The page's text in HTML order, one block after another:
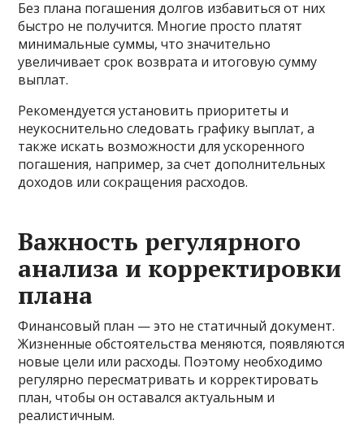
Без плана погашения долгов избавиться от них
быстро не получится. Многие просто платят
минимальные суммы, что значительно
увеличивает срок возврата и итоговую сумму
выплат.
Рекомендуется установить приоритеты и
неукоснительно следовать графику выплат, а
также искать возможности для ускоренного
погашения, например, за счет дополнительных
доходов или сокращения расходов.
Важность регулярного
анализа и корректировки
плана
Финансовый план — это не статичный документ.
Жизненные обстоятельства меняются, появляются
новые цели или расходы. Поэтому необходимо
регулярно пересматривать и корректировать
план, чтобы он оставался актуальным и
реалистичным.